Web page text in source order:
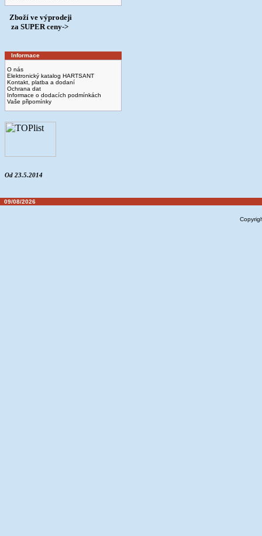
Zboží ve výprodeji
­ za SUPER ceny->
Informace
O nás
Elektronický katalog HARTSANT
Kontakt, platba a dodaní
Ochrana dat
Informace o dodacích podmínkách
Vaše připomínky
Od 23.5.2014
09/08/2026